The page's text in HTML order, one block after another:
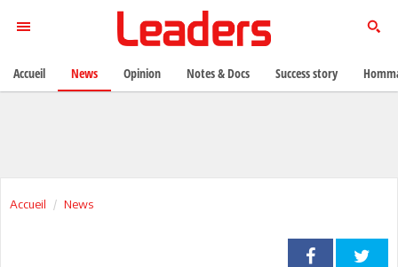
Accueil News
Accueil News Opinion Notes & Docs Success story